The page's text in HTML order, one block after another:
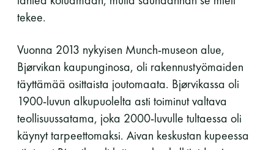
tekee.
Vuonna 2013 nykyisen Munch-museon alue,
Bjørvikan kaupunginosa, oli rakennustyömaiden
täyttämää osittaista joutomaata. Bjørvikassa oli
1900-luvun alkupuolelta asti toiminut valtava
teollisuussatama, joka 2000-luvulle tultaessa oli
käynyt tarpeettomaksi. Aivan keskustan kupeessa